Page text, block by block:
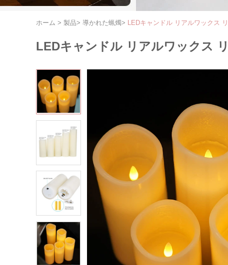
ホーム > 製品> 導かれた蝋燭> LEDキャンドル リアルワックス
LEDキャンドル リアルワックス